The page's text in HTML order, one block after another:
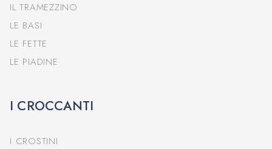
IL TRAMEZZINO
LE BASI
LE FETTE
LE PIADINE
I CROCCANTI
I CROSTINI